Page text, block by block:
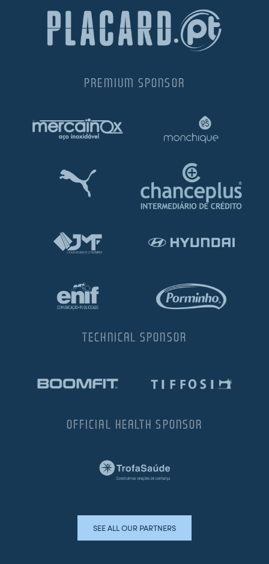
PREMIUM SPONSOR
TECHNICAL SPONSOR
OFFICIAL HEALTH SPONSOR
SEE ALL OUR PARTNERS